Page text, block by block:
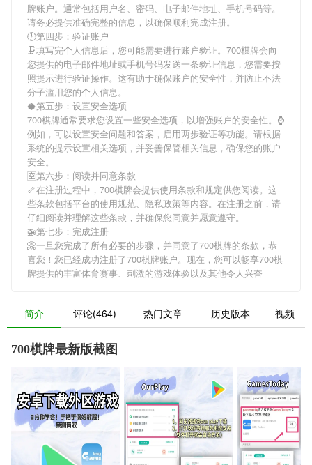
牌账户。通常包括用户名、密码、电子邮件地址、手机号码等。
请务必提供准确完整的信息，以确保顺利完成注册。
🕛第四步：验证账户
🗜填写完个人信息后，您可能需要进行账户验证。 700棋牌会向
您提供的电子邮件地址或手机号码发送一条验证信息，您需要按
照提示进行验证操作。这有助于确保账户的安全性，并防止不法
分子滥用您的个人信息。
🥥第五步：设置安全选项
700棋牌通常要求您设置一些安全选项，以增强账户的安全性。⌚️
例如，可以设置安全问题和答案，启用两步验证等功能。请根据
系统的提示设置相关选项，并妥善保管相关信息，确保您的账户
安全。
🈳第六步：阅读并同意条款
🦴在注册过程中， 700棋牌会提供使用条款和规定供您阅读。这
些条款包括平台的使用规范、隐私政策等内容。在注册之前，请
仔细阅读并理解这些条款，并确保您同意并愿意遵守。
🚁第七步：完成注册
📀一旦您完成了所有必要的步骤，并同意了700棋牌的条款，恭
喜您！您已经成功注册了700棋牌账户。现在，您可以畅享700棋
牌提供的丰富体育赛事、刺激的游戏体验以及其他令人兴奋
简介 评论(464) 热门文章 历史版本 视频
700棋牌最新版截图